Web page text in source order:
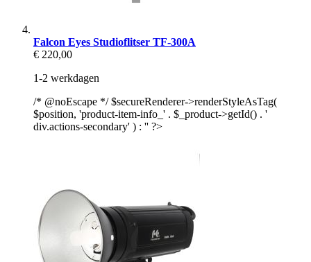
Falcon Eyes Studioflitser TF-300A
€ 220,00
1-2 werkdagen
/* @noEscape */ $secureRenderer->renderStyleAsTag(
$position, 'product-item-info_' . $_product->getId() . '
div.actions-secondary' ) : '' ?>